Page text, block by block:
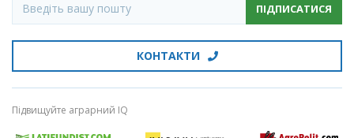
ПІДПИСАТИСЯ
КОНТАКТИ
Підвищуйте аграрний IQ